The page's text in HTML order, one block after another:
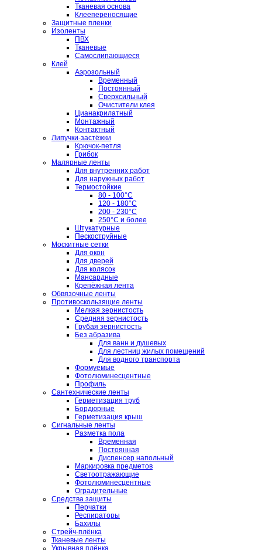
Тканевая основа
Клеепереносящие
Защитные пленки
Изоленты
ПВХ
Тканевые
Самослипающиеся
Клей
Аэрозольный
Временный
Постоянный
Сверхсильный
Очистители клея
Цианакрилатный
Монтажный
Контактный
Липучки-застёжки
Крючок-петля
Грибок
Малярные ленты
Для внутренних работ
Для наружных работ
Термостойкие
80 - 100°C
120 - 180°C
200 - 230°C
250°C и более
Штукатурные
Пескоструйные
Москитные сетки
Для окон
Для дверей
Для колясок
Мансардные
Крепёжная лента
Обвязочные ленты
Противоскользящие ленты
Мелкая зернистость
Средняя зернистость
Грубая зернистость
Без абразива
Для ванн и душевых
Для лестниц жилых помещений
Для водного транспорта
Формуемые
Фотолюминесцентные
Профиль
Сантехнические ленты
Герметизация труб
Бордюрные
Герметизация крыш
Сигнальные ленты
Разметка пола
Временная
Постоянная
Диспенсер напольный
Маркировка предметов
Светоотражающие
Фотолюминесцентные
Оградительные
Средства защиты
Перчатки
Респираторы
Бахилы
Стрейч-плёнка
Тканевые ленты
Укрывная плёнка